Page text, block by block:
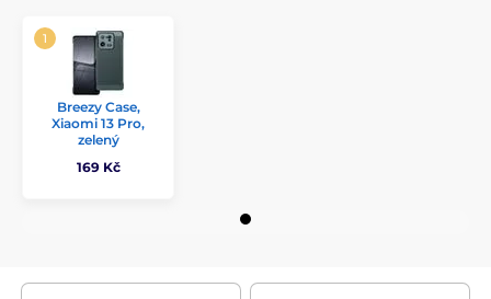
Breezy Case,
Xiaomi 13 Pro,
zelený
169 Kč